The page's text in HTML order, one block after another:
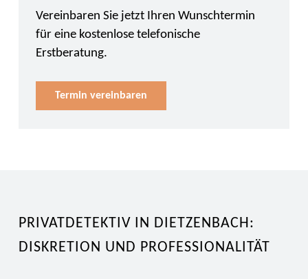
Vereinbaren Sie jetzt Ihren Wunschtermin
für eine kostenlose telefonische
Erstberatung.
Termin vereinbaren
PRIVATDETEKTIV IN DIETZENBACH:
DISKRETION UND PROFESSIONALITÄT